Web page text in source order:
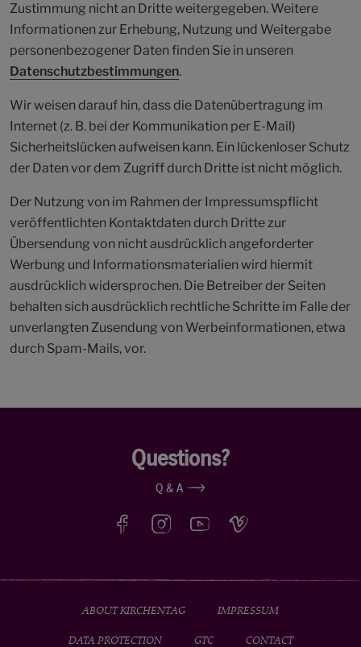
Zustimmung nicht an Dritte weitergegeben. Weitere
Informationen zur Erhebung, Nutzung und Weitergabe
personenbezogener Daten finden Sie in unseren
Datenschutzbestimmungen.
Wir weisen darauf hin, dass die Datenübertragung im
Internet (z. B. bei der Kommunikation per E-Mail)
Sicherheitslücken aufweisen kann. Ein lückenloser Schutz
der Daten vor dem Zugriff durch Dritte ist nicht möglich.
Der Nutzung von im Rahmen der Impressumspflicht
veröffentlichten Kontaktdaten durch Dritte zur
Übersendung von nicht ausdrücklich angeforderter
Werbung und Informationsmaterialien wird hiermit
ausdrücklich widersprochen. Die Betreiber der Seiten
behalten sich ausdrücklich rechtliche Schritte im Falle der
unverlangten Zusendung von Werbeinformationen, etwa
durch Spam-Mails, vor.
Questions?
Q & A
ABOUT KIRCHENTAG IMPRESSUM
DATA PROTECTION GTC CONTACT